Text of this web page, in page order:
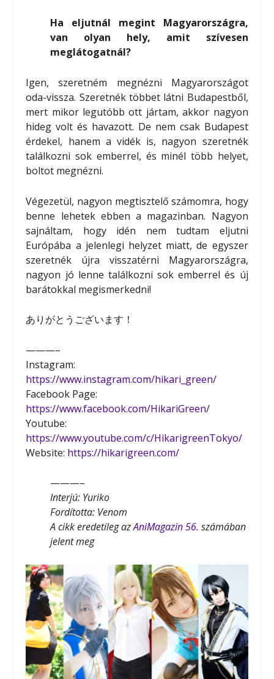
Ha eljutnál megint Magyarországra,
van olyan hely, amit szívesen
meglátogatnál?
Igen, szeretném megnézni Magyarországot
oda-vissza. Szeretnék többet látni Budapestből,
mert mikor legutóbb ott jártam, akkor nagyon
hideg volt és havazott. De nem csak Budapest
érdekel, hanem a vidék is, nagyon szeretnék
találkozni sok emberrel, és minél több helyet,
boltot megnézni.
Végezetül, nagyon megtisztelő számomra, hogy
benne lehetek ebben a magazinban. Nagyon
sajnáltam, hogy idén nem tudtam eljutni
Európába a jelenlegi helyzet miatt, de egyszer
szeretnék újra visszatérni Magyarországra,
nagyon jó lenne találkozni sok emberrel és új
barátokkal megismerkedni!
ありがとうございます！
———–
Instagram:
https://www.instagram.com/hikari_green/
Facebook Page:
https://www.facebook.com/HikariGreen/
Youtube:
https://www.youtube.com/c/HikarigreenTokyo/
Website: https://hikarigreen.com/
———–
Interjú: Yuriko
Fordította: Venom
A cikk eredetileg azAniMagazin 56. számában
jelent meg